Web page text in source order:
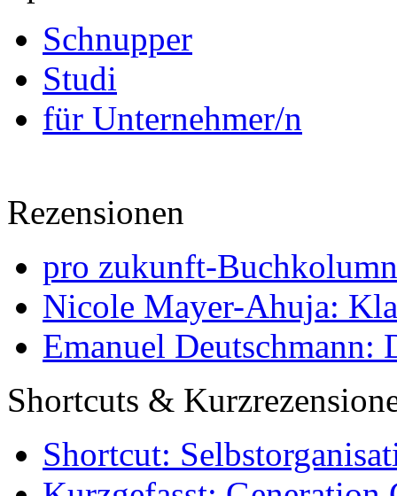
Schnupper
Studi
für Unternehmer/n
Rezensionen
pro zukunft-
Nicole Mayer-Ahuja:
Emanuel Deutschmann:
Shortcuts &
Shortcut: